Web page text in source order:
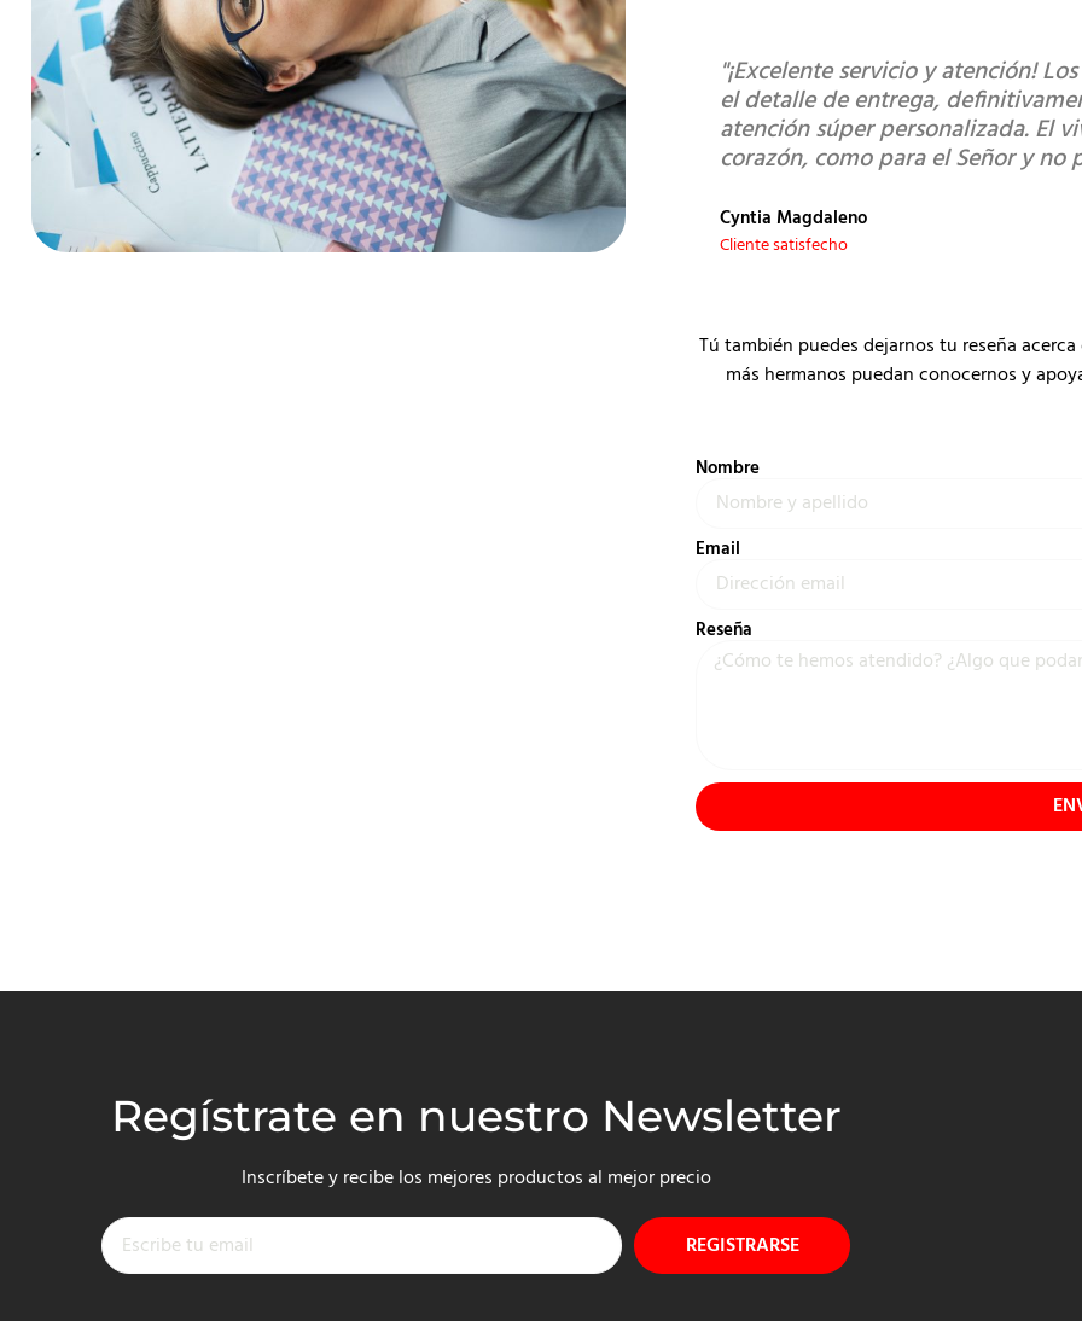
"¡Excelente servicio y atención!
el detalle de entrega,
atención súper personalizada. El
corazón, como para el Señor y no
Cyntia Magdaleno
Cliente satisfecho
Tú también puedes dejarnos tu reseña
más hermanos puedan conocernos y
Nombre
Email
Reseña
Regístrate en nuestro Newsletter
Inscríbete y recibe los mejores productos al mejor precio
REGISTRARSE